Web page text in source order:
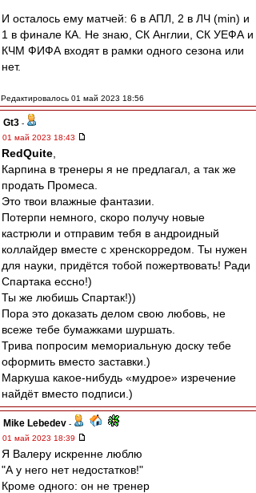
И осталось ему матчей: 6 в АПЛ, 2 в ЛЧ (min) и
1 в финале КА. Не знаю, СК Англии, СК УЕФА и
КЧМ ФИФА входят в рамки одного сезона или
нет.
Редактировалось 01 май 2023 18:56
Gt3 -
01 май 2023 18:43
RedQuite
Карпина в тренеры я не предлагал, а так же
продать Промеса.
Это твои влажные фантазии.
Потерпи немного, скоро получу новые
кастрюли и отправим тебя в андроидный
коллайдер вместе с хренскорредом. Ты нужен
для науки, придётся тобой пожертвовать! Ради
Спартака ессно!)
Ты же любишь Спартак!))
Пора это доказать делом свою любовь, не
всеже тебе бумажками шуршать.
Трива попросим мемориальную доску тебе
оформить вместо заставки.)
Маркуша какое-нибудь «мудрое» изречение
найдёт вместо подписи.)
Mike Lebedev -
01 май 2023 18:39
Я Валеру искренне люблю
"А у него нет недостатков!"
Кроме одного: он не тренер